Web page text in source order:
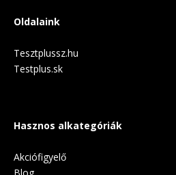
Oldalaink
Tesztplussz.hu
Testplus.sk
Hasznos alkategóriák
Akciófigyelő